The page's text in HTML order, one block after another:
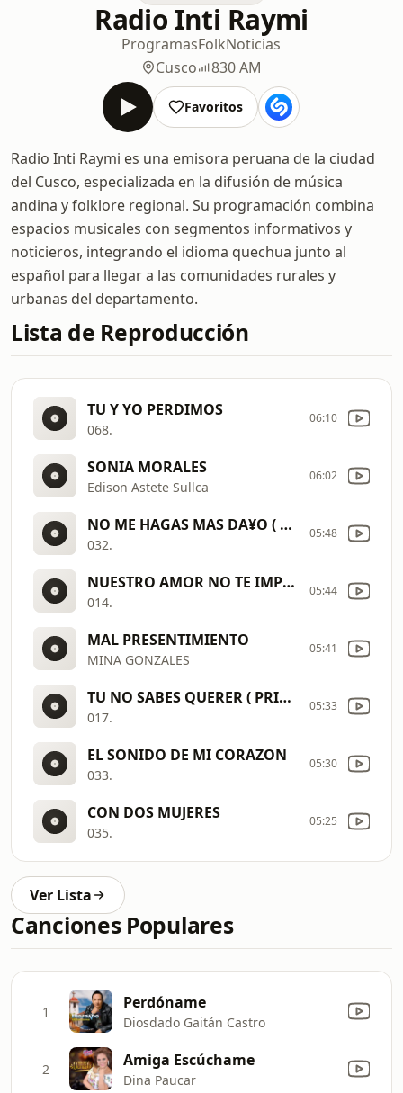
Radio Inti Raymi
ProgramasFolkNoticias
Cusco
830 AM
Favoritos
Radio Inti Raymi es una emisora peruana de la ciudad
del Cusco, especializada en la difusión de música
andina y folklore regional. Su programación combina
espacios musicales con segmentos informativos y
noticieros, integrando el idioma quechua junto al
español para llegar a las comunidades rurales y
urbanas del departamento.
Lista de Reproducción
TU Y YO PERDIMOS
068.
06:10
SONIA MORALES
Edison Astete Sullca
06:02
NO ME HAGAS MAS DA¥O ( PRIMIC
032.
05:48
NUESTRO AMOR NO TE IMPORTA (
014.
05:44
MAL PRESENTIMIENTO
MINA GONZALES
05:41
TU NO SABES QUERER ( PRIMICI
017.
05:33
EL SONIDO DE MI CORAZON
033.
05:30
CON DOS MUJERES
035.
05:25
Ver Lista
Canciones Populares
1 Perdóname
Diosdado Gaitán Castro
2 Amiga Escúchame
Dina Paucar